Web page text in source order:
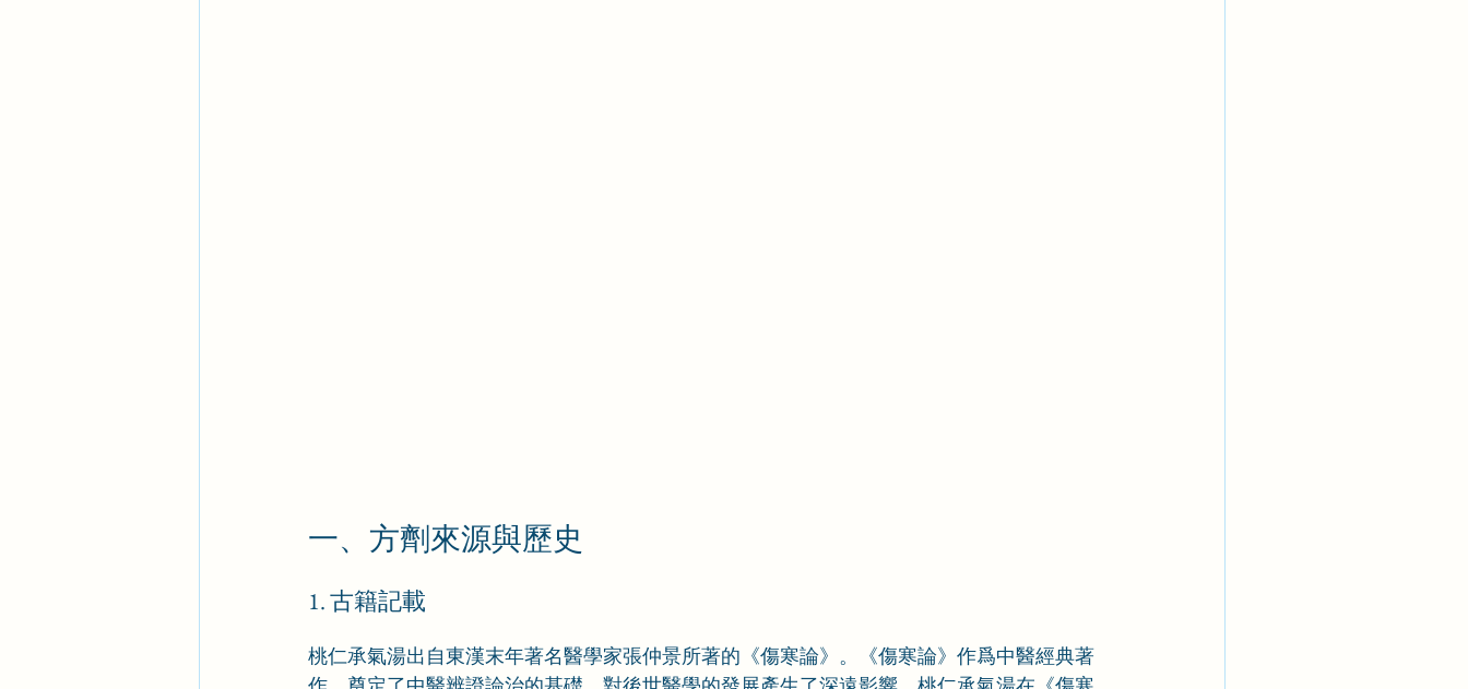
一、方劑來源與歷史
1. 古籍記載
桃仁承氣湯出自東漢末年著名醫學家張仲景所著的《傷寒論》。《傷寒論》作爲中醫經典著